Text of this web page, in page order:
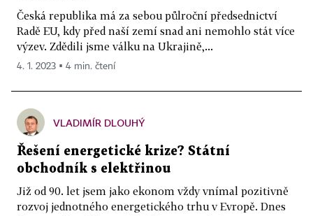
Česká republika má za sebou půlroční předsednictví
Radě EU, kdy před naší zemí snad ani nemohlo stát více
výzev. Zdědili jsme válku na Ukrajině,...
4. 1. 2023 ▪ 4 min. čtení
VLADIMÍR DLOUHÝ
Řešení energetické krize? Státní
obchodník s elektřinou
Již od 90. let jsem jako ekonom vždy vnímal pozitivně
rozvoj jednotného energetického trhu v Evropě. Dnes